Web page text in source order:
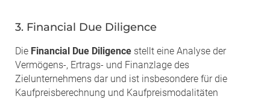
3. Financial Due Diligence
Die Financial Due Diligence stellt eine Analyse der
Vermögens-, Ertrags- und Finanzlage des
Zielunternehmens dar und ist insbesondere für die
Kaufpreisberechnung und Kaufpreismodalitäten